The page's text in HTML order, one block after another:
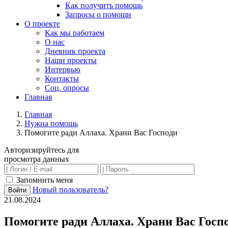
Как получить помощь
Запросы о помощи
О проекте
Как мы работаем
О нас
Дневник проекта
Наши проекты
Интервью
Контакты
Соц. опросы
Главная
Главная
Нужна помощь
Помогите ради Аллаха. Храни Вас Господи
Авторизируйтесь для
просмотра данных
Запомнить меня
Войти
Новый пользователь?
21.08.2024
Помогите ради Аллаха. Храни Вас